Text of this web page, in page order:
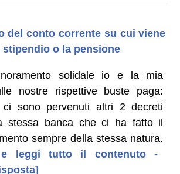
del conto corrente su cui viene
o la pensione
solidale io e la mia
nostre rispettive buste paga:
ci sono pervenuti altri 2 decreti
stessa banca che ci ha fatto il
sempre della stessa natura.
leggi tutto il contenuto -